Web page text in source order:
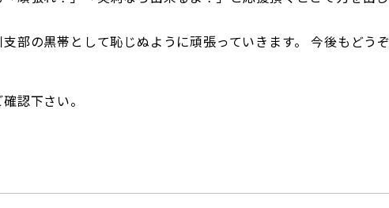
部の黒帯として恥じぬように頑張っていきます。 今後もどうぞ
認下さい。